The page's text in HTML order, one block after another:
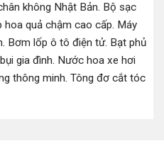
không Nhật Bản. Bộ sạc
hoa quả chậm cao cấp. Máy
. Bơm lốp ô tô điện tử. Bạt phủ
gia đình. Nước hoa xe hơi
thông minh. Tông đơ cắt tóc